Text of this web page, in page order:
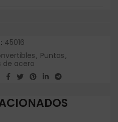
45016
, Puntas,
de acero